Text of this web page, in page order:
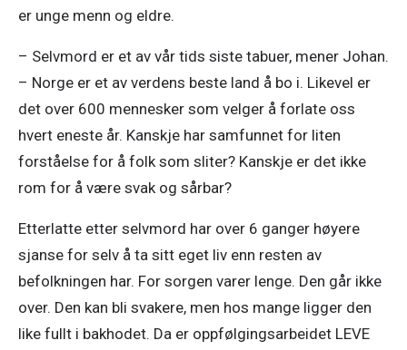
er unge menn og eldre.
– Selvmord er et av vår tids siste tabuer, mener Johan.
– Norge er et av verdens beste land å bo i. Likevel er
det over 600 mennesker som velger å forlate oss
hvert eneste år. Kanskje har samfunnet for liten
forståelse for å folk som sliter? Kanskje er det ikke
rom for å være svak og sårbar?
Etterlatte etter selvmord har over 6 ganger høyere
sjanse for selv å ta sitt eget liv enn resten av
befolkningen har. For sorgen varer lenge. Den går ikke
over. Den kan bli svakere, men hos mange ligger den
like fullt i bakhodet. Da er oppfølgingsarbeidet LEVE